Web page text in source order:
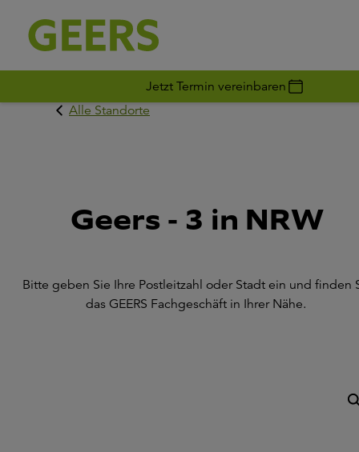
Jetzt Termin vereinbaren
Alle Standorte
Geers - 3 in NRW
Bitte geben Sie Ihre Postleitzahl oder Stadt ein und finden
das GEERS Fachgeschäft in Ihrer Nähe.